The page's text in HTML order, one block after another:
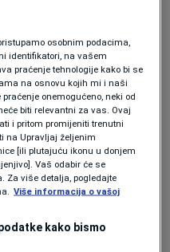
snaga na tržištu
napada na strane
iz mržnje?
osobnim podacima,
identifikatori, na vašem
praćenje tehnologije kako bi se
na osnovu kojih mi i naši
onemogućeno, neki od
biti relevantni za vas. Ovaj
i pritom promijeniti trenutni
na Upravljaj željenim
[ili plutajuću ikonu u donjem
Vaš odabir će se
Za više detalja, pogledajte
Više informacija o vašoj
kako bismo